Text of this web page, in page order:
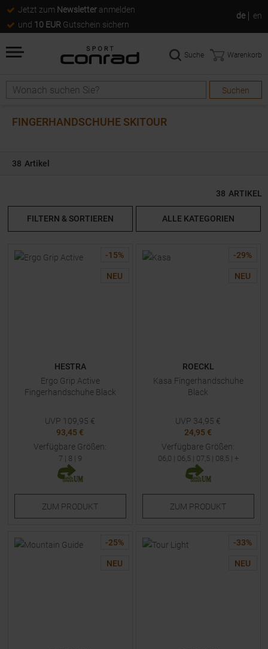
Jetzt zum Newsletter anmelden
und 10 EUR Gutschein sichern
de en
Suche
Suchen
Suche Warenkorb
FINGERHANDSCHUHE SKITOUR
38 Artikel
38 ARTIKEL
FILTERN & SORTIEREN ALLE KATEGORIEN
-15%
NEU
HESTRA
Ergo Grip Active
Fingerhandschuhe Black
UVP 109,95 €
93,45 €
Verfügbare Größen:
7 | 8 | 9
ZUM PRODUKT
-29%
NEU
ROECKL
Kasa Fingerhandschuhe
Black
UVP 34,95 €
24,95 €
Verfügbare Größen:
06,0 | 06,5 | 07,5 | 08,5 | +
ZUM PRODUKT
-25%
NEU
-33%
NEU